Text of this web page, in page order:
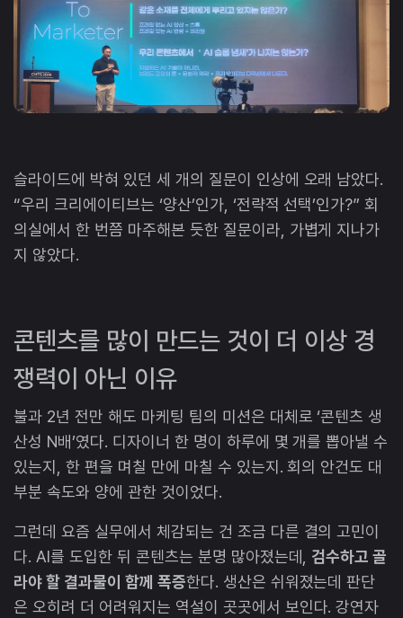
슬라이드에 박혀 있던 세 개의 질문이 인상에 오래 남았다.
“우리 크리에이티브는 ‘양산’인가, ‘전략적 선택’인가?” 회
의실에서 한 번쯤 마주해본 듯한 질문이라, 가볍게 지나가
지 않았다.
콘텐츠를 많이 만드는 것이 더 이상 경
쟁력이 아닌 이유
불과 2년 전만 해도 마케팅 팀의 미션은 대체로 ‘콘텐츠 생
산성 N배’였다. 디자이너 한 명이 하루에 몇 개를 뽑아낼 수
있는지, 한 편을 며칠 만에 마칠 수 있는지. 회의 안건도 대
부분 속도와 양에 관한 것이었다.
그런데 요즘 실무에서 체감되는 건 조금 다른 결의 고민이
다. AI를 도입한 뒤 콘텐츠는 분명 많아졌는데, 검수하고 골
라야 할 결과물이 함께 폭증한다. 생산은 쉬워졌는데 판단
은 오히려 더 어려워지는 역설이 곳곳에서 보인다. 강연자